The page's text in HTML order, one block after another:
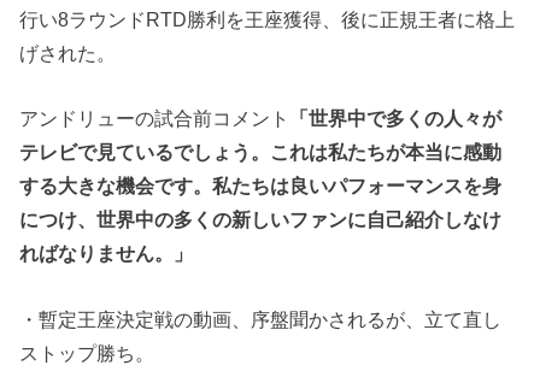
行い8ラウンドRTD勝利を王座獲得、後に正規王者に格上
げされた。
アンドリューの試合前コメント
「世界中で多くの人々が
テレビで見ているでしょう。これは私たちが本当に感動
する大きな機会です。私たちは良いパフォーマンスを身
につけ、世界中の多くの新しいファンに自己紹介しなけ
ればなりません。」
・暫定王座決定戦の動画、序盤聞かされるが、立て直し
ストップ勝ち。